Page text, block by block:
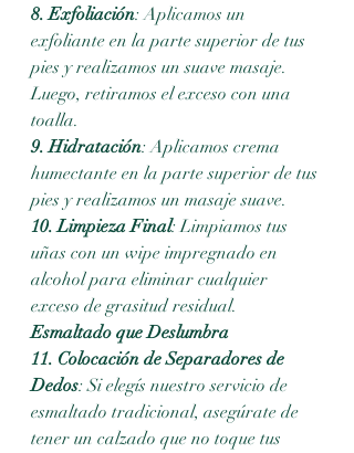
8. Exfoliación: Aplicamos un
exfoliante en la parte superior de tus
pies y realizamos un suave masaje.
Luego, retiramos el exceso con una
toalla.
9. Hidratación: Aplicamos crema
humectante en la parte superior de tus
pies y realizamos un masaje suave.
10. Limpieza Final: Limpiamos tus
uñas con un wipe impregnado en
alcohol para eliminar cualquier
exceso de grasitud residual.
Esmaltado que Deslumbra
11. Colocación de Separadores de
Dedos: Si elegís nuestro servicio de
esmaltado tradicional, asegúrate de
tener un calzado que no toque tus